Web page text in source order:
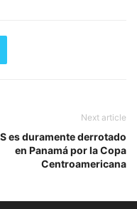
Next article
es duramente derrotado
en Panamá por la Copa
Centroamericana